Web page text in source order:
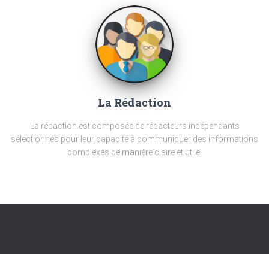
La Rédaction
La rédaction est composée de rédacteurs indépendants
sélectionnés pour leur capacité à communiquer des informations
complexes de manière claire et utile.